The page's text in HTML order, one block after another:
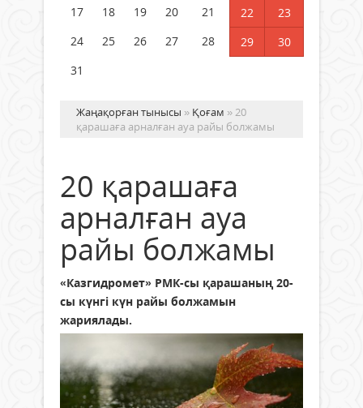
17
18 19 20 21 22
23
24
25 26 27 28 29
30
31
Жаңақорған тынысы » Қоғам » 20
қарашаға арналған ауа райы болжамы
20 қарашаға
арналған ауа
райы болжамы
«Казгидромет» РМК-сы қарашаның 20-
сы күнгі күн райы болжамын
жариялады.